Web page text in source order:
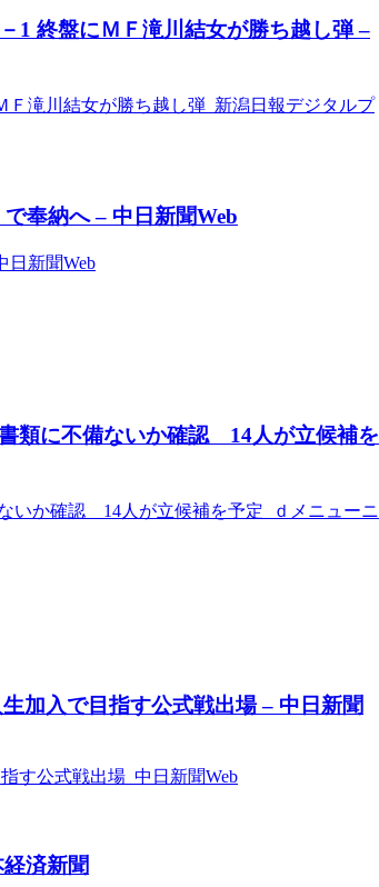
1 終盤にＭＦ滝川結女が勝ち越し弾 –
Ｆ滝川結女が勝ち越し弾 新潟日報デジタルプ
奉納へ – 中日新聞Web
日新聞Web
類に不備ないか確認 14人が立候補を
いか確認 14人が立候補を予定 ｄメニューニ
加入で目指す公式戦出場 – 中日新聞
す公式戦出場 中日新聞Web
済新聞